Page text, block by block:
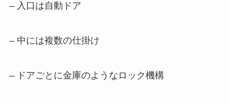
– 入口は自動ドア
– 中には複数の仕掛け
– ドアごとに金庫のようなロック機構